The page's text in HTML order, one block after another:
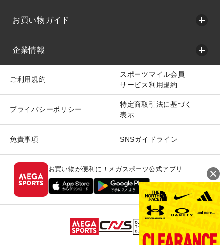
お買い物ガイド
企業情報
ご利用規約
スポーツマイル会員
サービス利用規約
プライバシーポリシー
特定商取引法に基づく
表示
免責事項 SNSガイドライン
お買い物が便利に！メガスポーツ公式アプリ